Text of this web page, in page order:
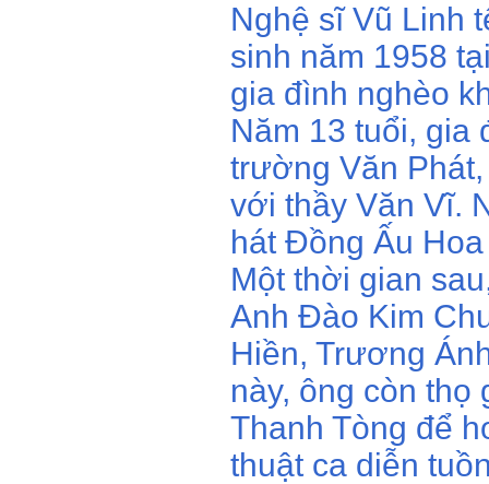
Nghệ sĩ Vũ Linh
sinh năm 1958
gia đình nghèo
Năm 13 tuổi, gia
trường Văn
với thầy Văn Vĩ.
hát Đồng Ấu
Một thời gian
Anh Đào Kim
Hiền, Trương
này, ông còn thọ
Thanh Tòng để
thuật ca diễn